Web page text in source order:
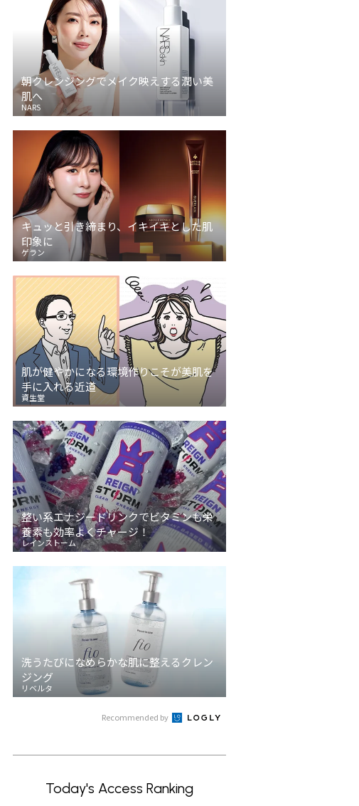
朝クレンジングでメイク映えする潤い美
肌へ
NARS
キュッと引き締まり、イキイキとした肌
印象に
ゲラン
肌が健やかになる環境作りこそが美肌を
手に入れる近道
資生堂
整い系エナジードリンクでビタミンも栄
養素も効率よくチャージ！
レインストーム
洗うたびになめらかな肌に整えるクレン
ジング
リベルタ
Recommended by
Today's Access Ranking